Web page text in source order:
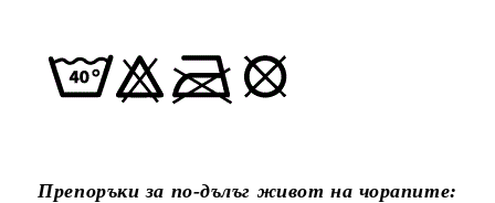
Препоръки за по-дълъг живот на чорапите: